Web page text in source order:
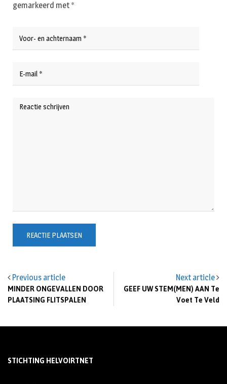
Previous article
MINDER ONGEVALLEN DOOR
PLAATSING FLITSPALEN
Next article
GEEF UW STEM(MEN) AAN Te
Voet Te Veld
gemarkeerd met *
STICHTING HELVOIRTNET